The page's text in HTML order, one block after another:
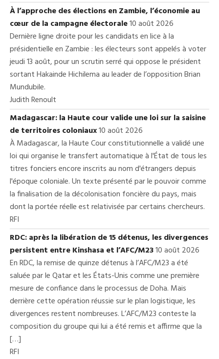
À l’approche des élections en Zambie, l’économie au
cœur de la campagne électorale10 août 2026
Dernière ligne droite pour les candidats en lice à la
présidentielle en Zambie : les électeurs sont appelés à voter
jeudi 13 août, pour un scrutin serré qui oppose le président
sortant Hakainde Hichilema au leader de l’opposition Brian
Mundubile.
Judith Renoult
Madagascar: la Haute cour valide une loi sur la saisine
de territoires coloniaux10 août 2026
À Madagascar, la Haute Cour constitutionnelle a validé une
loi qui organise le transfert automatique à l'État de tous les
titres fonciers encore inscrits au nom d'étrangers depuis
l'époque coloniale. Un texte présenté par le pouvoir comme
la finalisation de la décolonisation foncière du pays, mais
dont la portée réelle est relativisée par certains chercheurs.
RFI
RDC: après la libération de 15 détenus, les divergences
persistent entre Kinshasa et l’AFC/M2310 août 2026
En RDC, la remise de quinze détenus à l’AFC/M23 a été
saluée par le Qatar et les États-Unis comme une première
mesure de confiance dans le processus de Doha. Mais
derrière cette opération réussie sur le plan logistique, les
divergences restent nombreuses. L’AFC/M23 conteste la
composition du groupe qui lui a été remis et affirme que la
[…]
RFI